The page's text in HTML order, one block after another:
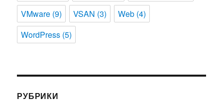
VMware (9) VSAN (3) Web (4)
WordPress (5)
РУБРИКИ